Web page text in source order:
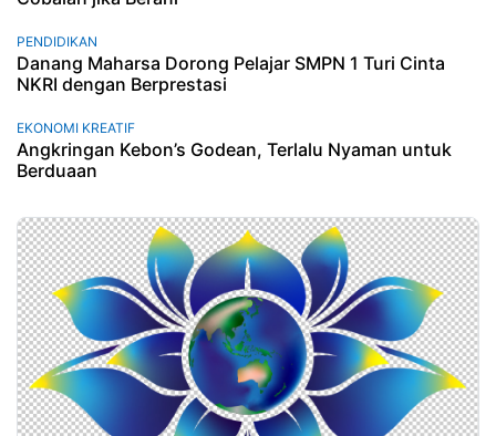
PENDIDIKAN
Danang Maharsa Dorong Pelajar SMPN 1 Turi Cinta
NKRI dengan Berprestasi
EKONOMI KREATIF
Angkringan Kebon’s Godean, Terlalu Nyaman untuk
Berduaan